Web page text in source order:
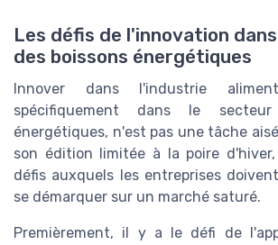
Les défis de l'innovation
des boissons énergétiques
Innover dans l'industrie
spécifiquement dans le
énergétiques, n'est pas une tâche
son édition limitée à la poire
défis auxquels les entreprises
se démarquer sur un marché saturé.
Premièrement, il y a le défi de